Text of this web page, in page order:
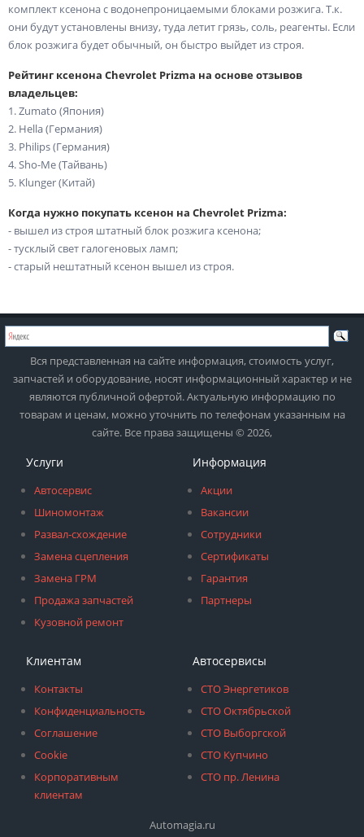
комплект ксенона с водонепроницаемыми блоками розжига. Т.к.
они будут установлены внизу, туда летит грязь, соль, реагенты. Если
блок розжига будет обычный, он быстро выйдет из строя.
Рейтинг ксенона Chevrolet Prizma на основе отзывов
владельцев:
1. Zumato (Япония)
2. Hella (Германия)
3. Philips (Германия)
4. Sho-Me (Тайвань)
5. Klunger (Китай)
Когда нужно покупать ксенон на Chevrolet Prizma:
- вышел из строя штатный блок розжига ксенона;
- тусклый свет галогеновых ламп;
- старый нештатный ксенон вышел из строя.
Вся представленная на сайте информация, стоимость услуг,
запчастей и оборудование, носят информационный характер и не
являются публичной офертой. Актуальную информацию по
товарам и ценам, можно уточнить по телефонам указанным на
сайте. Все права защищены © 2026,
Услуги
Автосервис
Шиномонтаж
Развал-схождение
Замена сцепления
Замена ГРМ
Продажа запчастей
Кузовной ремонт
Информация
Акции
Вакансии
Сотрудники
Сертификаты
Гарантия
Партнеры
Клиентам
Контакты
Конфиденциальность
Соглашение
Cookie
Корпоративным
клиентам
Автосервисы
СТО Энергетиков
СТО Октябрьской
СТО Выборгской
СТО Купчино
СТО пр. Ленина
Automagia.ru